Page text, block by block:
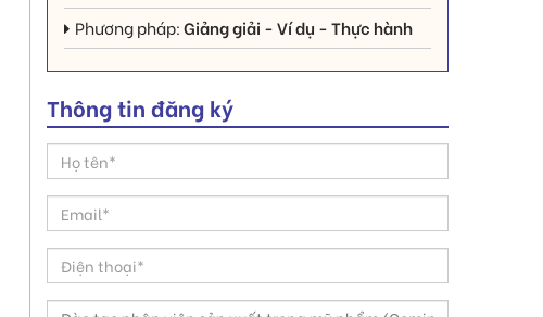
Phương pháp:Giảng giải - Ví dụ - Thực hành
Thông tin đăng ký